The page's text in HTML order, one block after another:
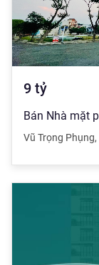
9 tỷ
Vũ Trọng Phụng,